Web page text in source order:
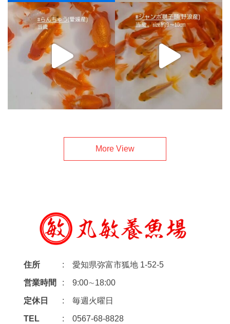
More View
住所 愛知県弥富市狐地 1-52-5
営業時間 9:00∼18:00
定休日 毎週火曜日
TEL 0567-68-8828